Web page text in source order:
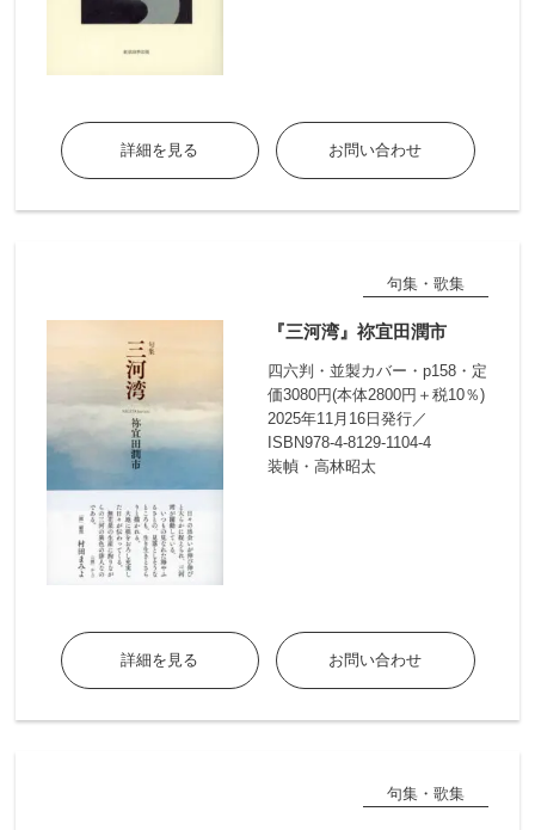
詳細を見る お問い合わせ
句集・歌集
『三河湾』祢宜田潤市
四六判・並製カバー・p158・定
価3080円(本体2800円＋税10％)
2025年11月16日発行／
ISBN978-4-8129-1104-4
装幀・高林昭太
詳細を見る お問い合わせ
句集・歌集